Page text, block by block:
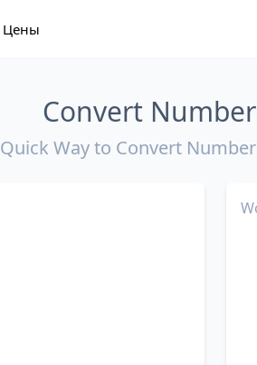
Цены
Convert
Quick Way to Convert